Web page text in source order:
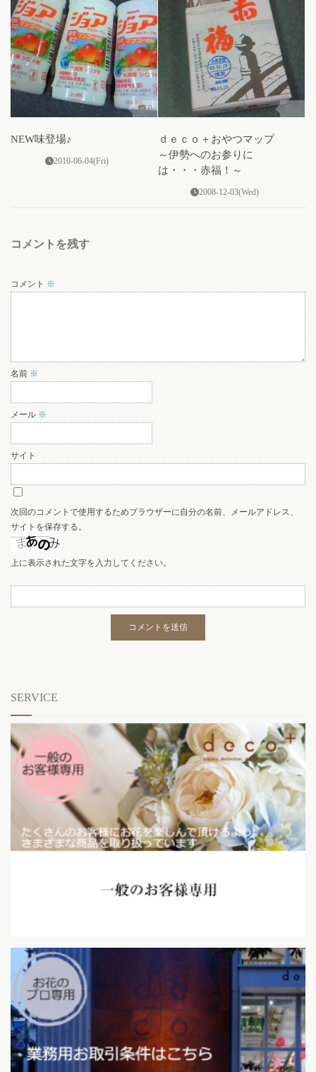
0
NEW味登場♪
2010-06-04(Fri)
ｄｅｃｏ＋おやつマップ
～伊勢へのお参りに
は・・・赤福！～
2008-12-03(Wed)
コメントを残す
コメント ※
名前 ※
メール ※
サイト
次回のコメントで使用するためブラウザーに自分の名前、メールアドレス、
サイトを保存する。
上に表示された文字を入力してください。
SERVICE